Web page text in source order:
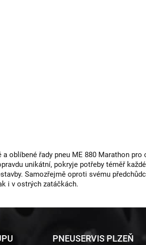
oblíbené řady pneu ME 880 Marathon
unikátní, pokryje potřeby téměř
Samozřejmě oproti svému
i v ostrých zatáčkách.
PNEUSERVIS PLZEŇ